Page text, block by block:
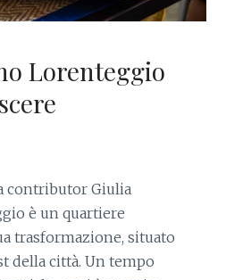
Lorenteggio
contributor Giulia
è un quartiere
trasformazione, situato
della città. Un tempo